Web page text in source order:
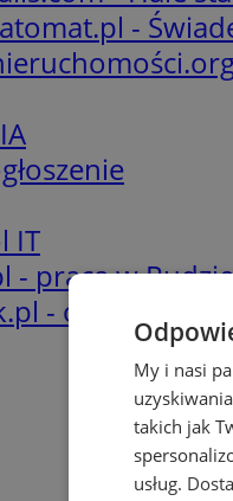
-
IT
- praca w
- oferty pracy
My i nasi
takich jak
usług.